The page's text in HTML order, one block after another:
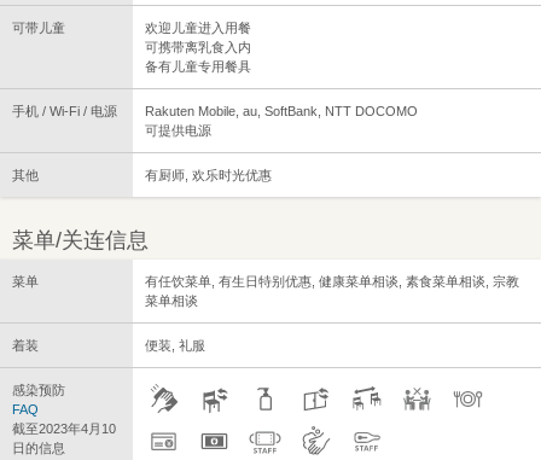
可带儿童
欢迎儿童进入用餐
可携带离乳食入内
备有儿童专用餐具
手机 / Wi-Fi / 电源
Rakuten Mobile, au, SoftBank, NTT DOCOMO
可提供电源
其他 有厨师, 欢乐时光优惠
菜单/关连信息
菜单
有任饮菜单, 有生日特别优惠, 健康菜单相谈, 素食菜单相谈, 宗教
菜单相谈
着装 便装, 礼服
感染预防
FAQ
截至2023年4月10
日的信息